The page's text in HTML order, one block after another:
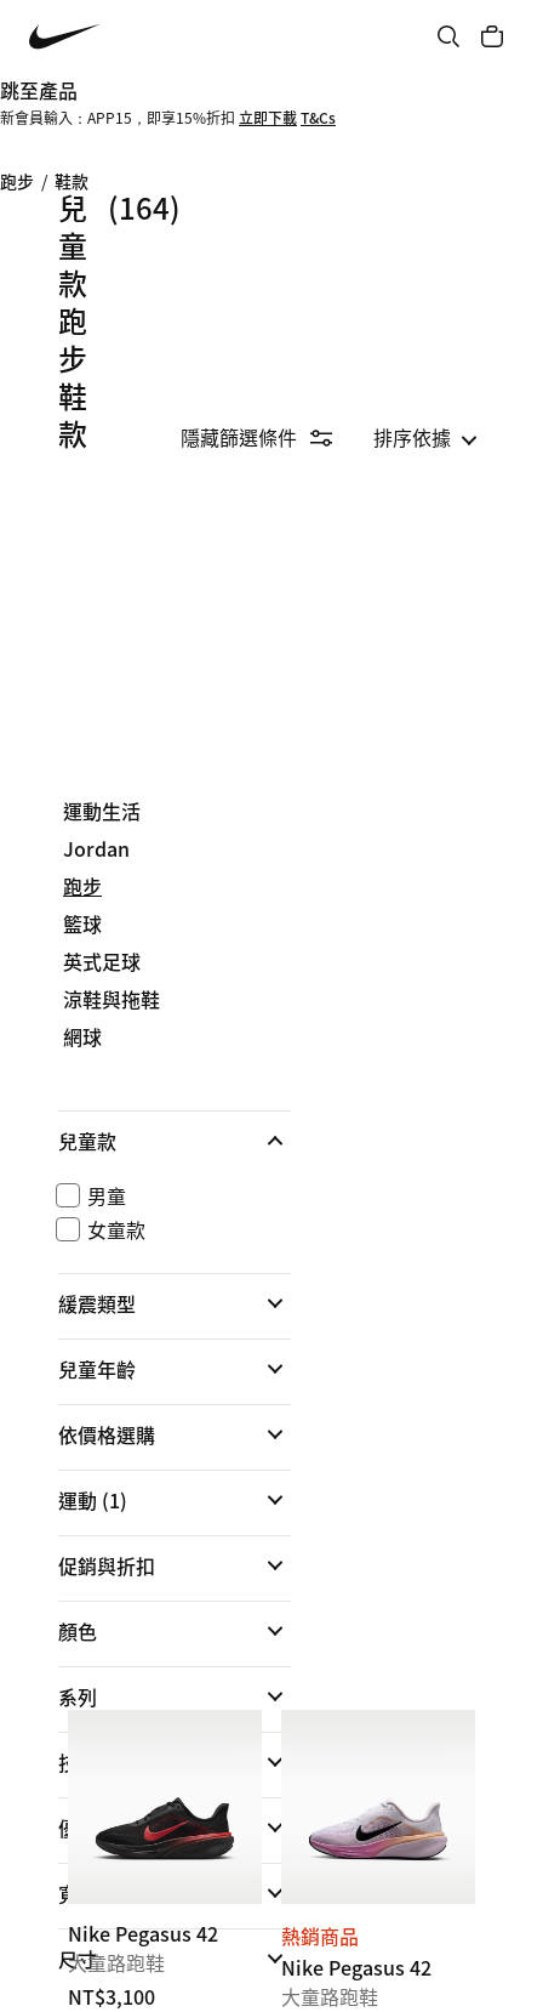
跳至產品
新會員輸入：APP15，即享15%折扣 立即下載T&Cs
跑步 / 鞋款
兒
童
款
跑
步
鞋
款
(164)
隱藏篩選條件 排序依據
運動生活
Jordan
跑步
籃球
英式足球
涼鞋與拖鞋
網球
兒童款
男童
女童款
緩震類型
兒童年齡
依價格選購
運動 (1)
促銷與折扣
顏色
系列
技術
優點
寬度
尺寸
Nike Pegasus 42
大童路跑鞋
NT$3,100
熱銷商品
Nike Pegasus 42
大童路跑鞋